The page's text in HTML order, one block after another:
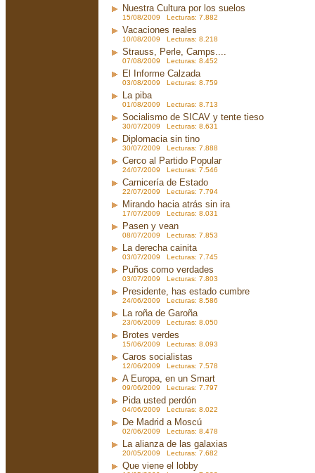
Nuestra Cultura por los suelos
15/08/2009 Lecturas: 7.882
Vacaciones reales
10/08/2009 Lecturas: 8.218
Strauss, Perle, Camps....
07/08/2009 Lecturas: 8.452
El Informe Calzada
03/08/2009 Lecturas: 8.759
La piba
01/08/2009 Lecturas: 8.713
Socialismo de SICAV y tente tieso
30/07/2009 Lecturas: 8.631
Diplomacia sin tino
30/07/2009 Lecturas: 7.888
Cerco al Partido Popular
24/07/2009 Lecturas: 7.546
Carnicería de Estado
22/07/2009 Lecturas: 7.794
Mirando hacia atrás sin ira
17/07/2009 Lecturas: 8.031
Pasen y vean
08/07/2009 Lecturas: 7.853
La derecha cainita
03/07/2009 Lecturas: 7.745
Puños como verdades
03/07/2009 Lecturas: 7.803
Presidente, has estado cumbre
24/06/2009 Lecturas: 8.586
La roña de Garoña
23/06/2009 Lecturas: 8.050
Brotes verdes
15/06/2009 Lecturas: 8.093
Caros socialistas
12/06/2009 Lecturas: 7.578
A Europa, en un Smart
09/06/2009 Lecturas: 7.797
Pida usted perdón
04/06/2009 Lecturas: 8.022
De Madrid a Moscú
02/06/2009 Lecturas: 8.478
La alianza de las galaxias
20/05/2009 Lecturas: 7.682
Que viene el lobby